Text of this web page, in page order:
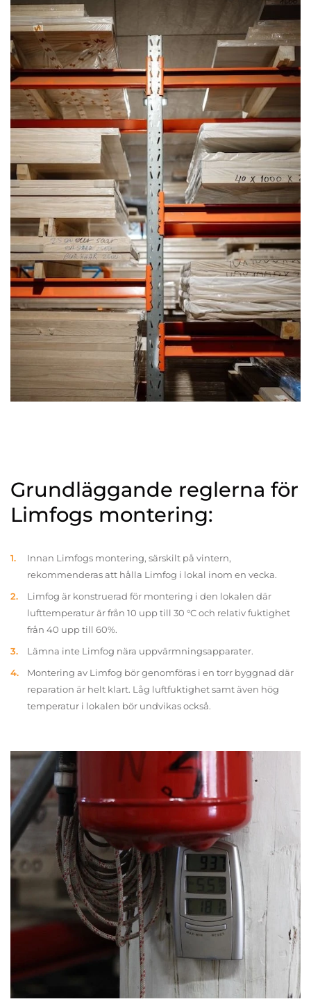
Grundläggande reglerna för
Limfogs montering:
Innan Limfogs montering, särskilt på vintern,
rekommenderas att hålla Limfog i lokal inom en vecka.
Limfog är konstruerad för montering i den lokalen där
lufttemperatur är från 10 upp till 30 °C och relativ fuktighet
från 40 upp till 60%.
Lämna inte Limfog nära uppvärmningsapparater.
Montering av Limfog bör genomföras i en torr byggnad där
reparation är helt klart. Låg luftfuktighet samt även hög
temperatur i lokalen bör undvikas också.